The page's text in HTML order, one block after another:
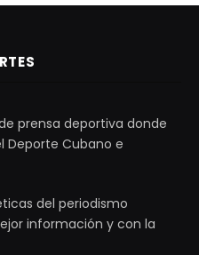
prensa deportiva donde
Deporte Cubano e
del periodismo
información y con la